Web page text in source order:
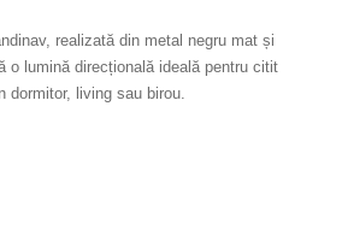
realizată din metal negru mat și
o lumină direcțională ideală pentru citit
dormitor, living sau birou.